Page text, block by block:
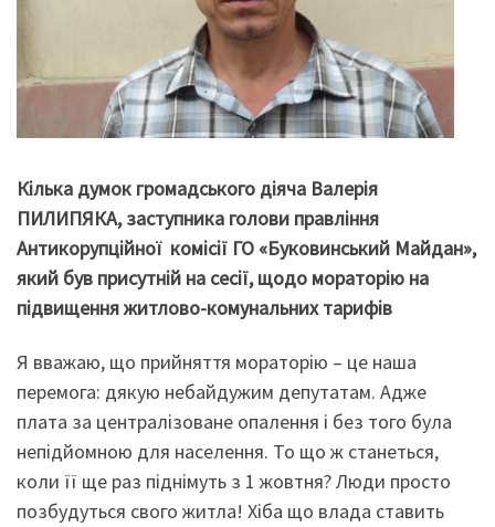
Кілька думок громадського діяча Валерія
ПИЛИПЯКА, заступника голови правління
Антикорупційної комісії ГО «Буковинський Майдан»,
який був присутній на сесії, щодо мораторію на
підвищення житлово-комунальних тарифів
Я вважаю, що прийняття мораторію – це наша
перемога: дякую небайдужим депутатам. Адже
плата за централізоване опалення і без того була
непідйомною для населення. То що ж станеться,
коли її ще раз піднімуть з 1 жовтня? Люди просто
позбудуться свого житла! Хіба що влада ставить